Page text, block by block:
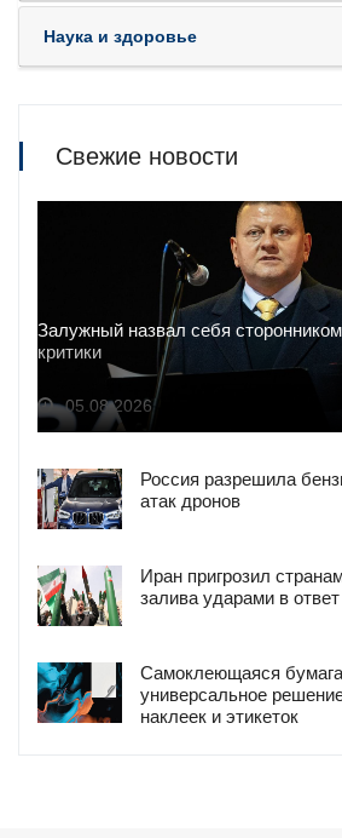
Наука и здоровье
Свежие новости
Залужный назвал себя
критики
05.08.2026
Россия разрешила
атак дронов
Иран пригрозил
залива ударами в
Самоклеющаяся
универсальное
наклеек и этикеток